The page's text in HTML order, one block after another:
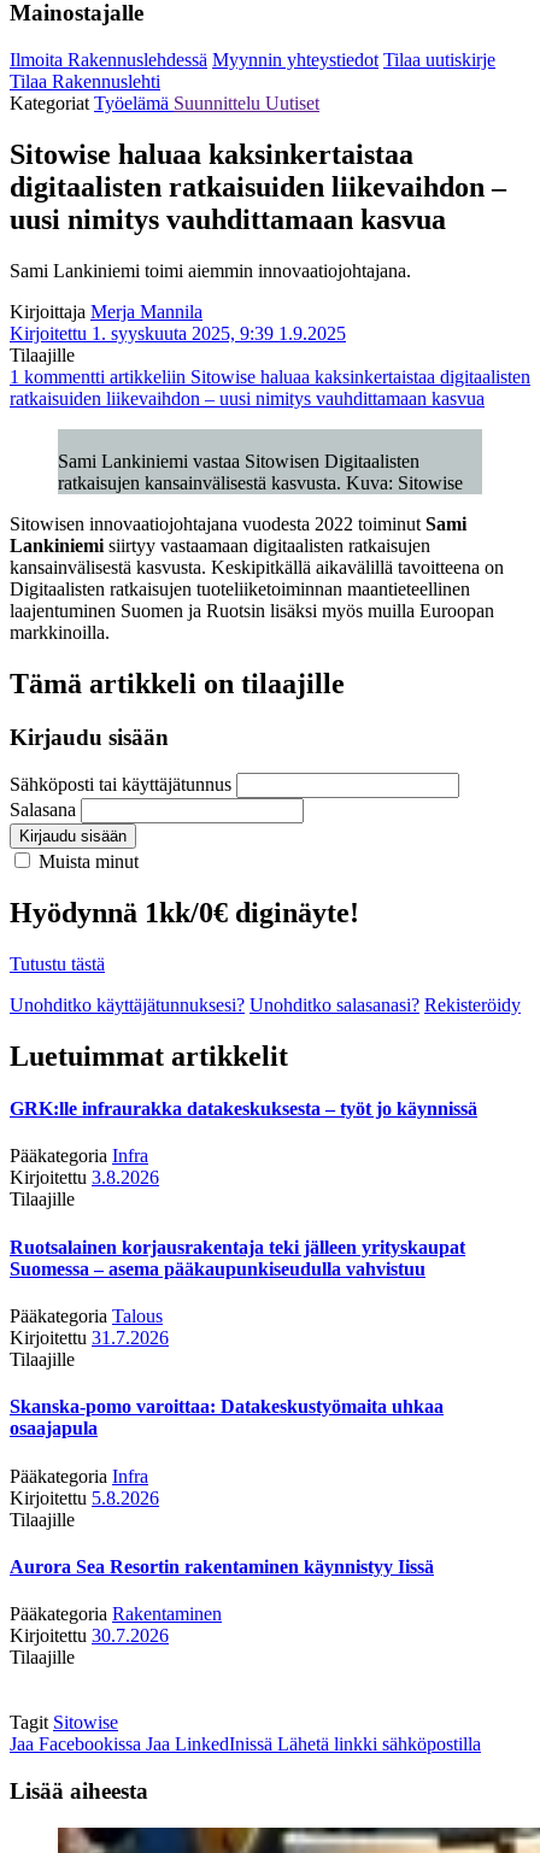
Mainostajalle
Ilmoita Rakennuslehdessä Myynnin yhteystiedot Tilaa uutiskirje
Tilaa Rakennuslehti
Kategoriat Työelämä Suunnittelu Uutiset
Sitowise haluaa kaksinkertaistaa
digitaalisten ratkaisuiden liikevaihdon –
uusi nimitys vauhdittamaan kasvua
Sami Lankiniemi toimi aiemmin innovaatiojohtajana.
Kirjoittaja Merja Mannila
Kirjoitettu 1. syyskuuta 2025, 9:39 1.9.2025
Tilaajille
1 kommentti artikkeliin Sitowise haluaa kaksinkertaistaa digitaalisten
ratkaisuiden liikevaihdon – uusi nimitys vauhdittamaan kasvua
Sami Lankiniemi vastaa Sitowisen Digitaalisten
ratkaisujen kansainvälisestä kasvusta. Kuva: Sitowise
Sitowisen innovaatiojohtajana vuodesta 2022 toiminut Sami
Lankiniemi siirtyy vastaamaan digitaalisten ratkaisujen
kansainvälisestä kasvusta. Keskipitkällä aikavälillä tavoitteena on
Digitaalisten ratkaisujen tuoteliiketoiminnan maantieteellinen
laajentuminen Suomen ja Ruotsin lisäksi myös muilla Euroopan
markkinoilla.
Tämä artikkeli on tilaajille
Kirjaudu sisään
Sähköposti tai käyttäjätunnus
Salasana
Kirjaudu sisään
Muista minut
Hyödynnä 1kk/0€ diginäyte!
Tutustu tästä
Unohditko käyttäjätunnuksesi? Unohditko salasanasi? Rekisteröidy
Luetuimmat artikkelit
GRK:lle infraurakka datakeskuksesta – työt jo käynnissä
Pääkategoria Infra
Kirjoitettu 3.8.2026
Tilaajille
Ruotsalainen korjausrakentaja teki jälleen yrityskaupat
Suomessa – asema pääkaupunkiseudulla vahvistuu
Pääkategoria Talous
Kirjoitettu 31.7.2026
Tilaajille
Skanska-pomo varoittaa: Datakeskustyömaita uhkaa
osaajapula
Pääkategoria Infra
Kirjoitettu 5.8.2026
Tilaajille
Aurora Sea Resortin rakentaminen käynnistyy Iissä
Pääkategoria Rakentaminen
Kirjoitettu 30.7.2026
Tilaajille
Tagit Sitowise
Jaa Facebookissa Jaa LinkedInissä Lähetä linkki sähköpostilla
Lisää aiheesta